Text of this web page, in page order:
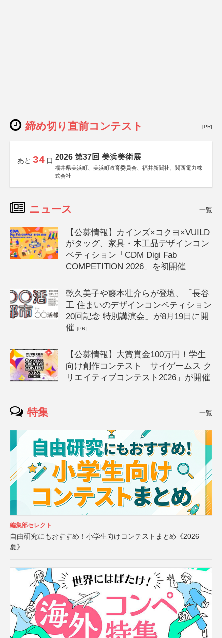
締め切り直前コンテスト [PR]
あと 34 日 2026 第37回 美浜美術展
福井県美浜町、美浜町教育委員会、福井新聞社、関西電力株
式会社
ニュース 一覧
【公募情報】カインズ×コクヨ×VUILD
がタッグ、家具・木工品デザインコン
ペティション「CDM Digi Fab
COMPETITION 2026」を初開催
乾久美子や藤本壮介らが登壇、「長谷
工 住まいのデザインコンペティション
20回記念 特別講演会」が8月19日に開
催[PR]
【公募情報】大賞賞金100万円！学生
向け創作コンテスト「サイゲームス ク
リエイティブコンテスト2026」が開催
特集 一覧
編集部セレクト
自由研究にもおすすめ！小学生向けコンテストまとめ《2026
夏》